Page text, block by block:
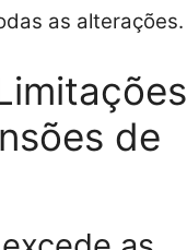
as alterações.
de